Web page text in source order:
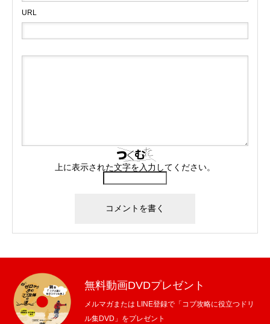
URL
上に表示された文字を入力してください。
無料動画DVDプレゼント
メルマガまたは LINE登録で「コブ攻略に役立つドリ
ル集DVD」をプレゼント